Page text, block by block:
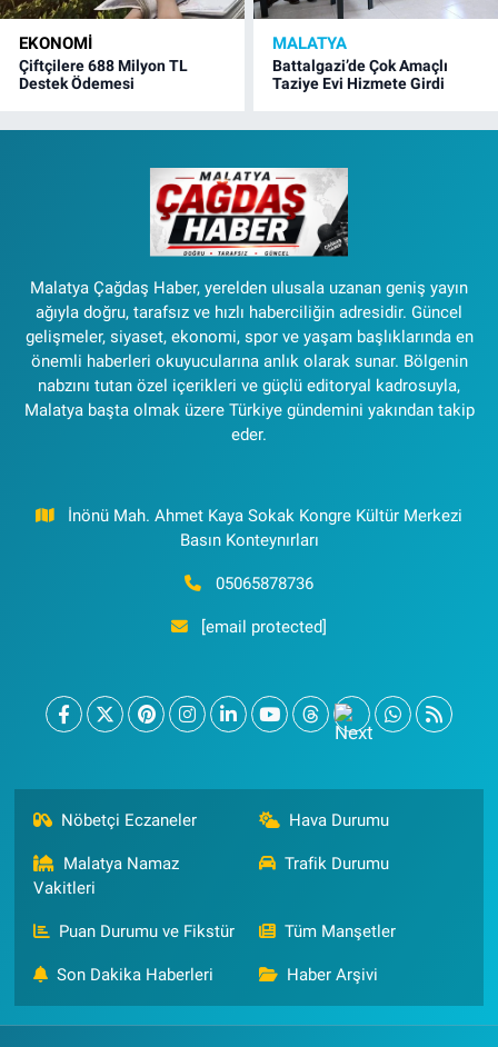
EKONOMI
Çiftçilere 688 Milyon TL
Destek Ödemesi
MALATYA
Battalgazi’de Çok Amaçlı
Taziye Evi Hizmete Girdi
Malatya Çağdaş Haber, yerelden ulusala uzanan geniş yayın
ağıyla doğru, tarafsız ve hızlı haberciliğin adresidir. Güncel
gelişmeler, siyaset, ekonomi, spor ve yaşam başlıklarında en
önemli haberleri okuyucularına anlık olarak sunar. Bölgenin
nabzını tutan özel içerikleri ve güçlü editoryal kadrosuyla,
Malatya başta olmak üzere Türkiye gündemini yakından takip
eder.
İnönü Mah. Ahmet Kaya Sokak Kongre Kültür Merkezi
Basın Konteynırları
05065878736
[email protected]
Nöbetçi Eczaneler Hava Durumu
Malatya Namaz
Vakitleri
Trafik Durumu
Puan Durumu ve Fikstür Tüm Manşetler
Son Dakika Haberleri Haber Arşivi